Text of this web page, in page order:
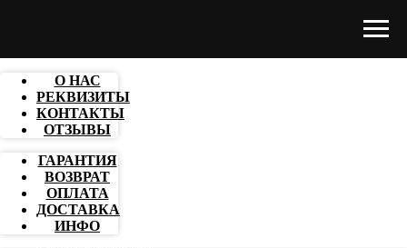
О НАС
РЕКВИЗИТЫ
КОНТАКТЫ
ОТЗЫВЫ
ГАРАНТИЯ
ВОЗВРАТ
ОПЛАТА
ДОСТАВКА
ИНФО